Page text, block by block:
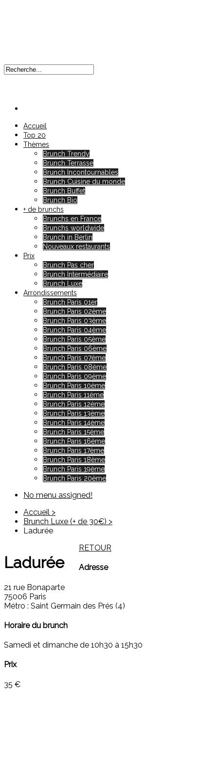
Accueil
Top 20
Thèmes
Brunch Trendy
Brunch Terrasse
Brunch Incontournables
Brunch Cuisine du monde
Brunch Buffet
Brunch Bio
+ de brunchs
Brunchs en France
Brunchs worldwide
Brunch in Berlin
Nouveaux restaurants
Prix
Brunch Pas cher
Brunch Intermédiaire
Brunch Luxe
Arrondissements
Brunch Paris 01er
Brunch Paris 02ème
Brunch Paris 03ème
Brunch Paris 04ème
Brunch Paris 05ème
Brunch Paris 06ème
Brunch Paris 07ème
Brunch Paris 08ème
Brunch Paris 09ème
Brunch Paris 10ème
Brunch Paris 11ème
Brunch Paris 12ème
Brunch Paris 13ème
Brunch Paris 14ème
Brunch Paris 15ème
Brunch Paris 16ème
Brunch Paris 17ème
Brunch Paris 18ème
Brunch Paris 19ème
Brunch Paris 20ème
No menu assigned!
Accueil >
Brunch Luxe (+ de 30€) >
Ladurée
Ladurée
RETOUR
Adresse
21 rue Bonaparte
75006 Paris
Métro : Saint Germain des Prés (4)
Horaire du brunch
Samedi et dimanche de 10h30 à 15h30
Prix
35 €